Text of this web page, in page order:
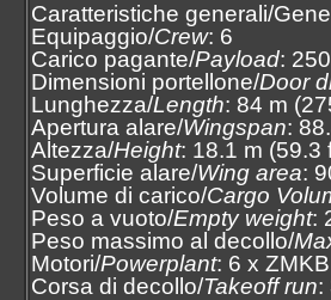
Caratteristiche generali/
Equipaggio/Crew: 6
Carico pagante/Payload:
Dimensioni portellone/Door
Lunghezza/Length: 84 m
Apertura alare/Wingspan:
Altezza/Height: 18.1 m (59.3
Superficie alare/Wing area:
Volume di carico/Cargo
Peso a vuoto/Empty weight:
Peso massimo al decollo/
Motori/Powerplant: 6 x
Corsa di decollo/Takeoff run: